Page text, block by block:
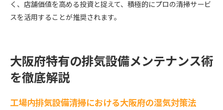
く、店舗価値を高める投資と捉えて、積極的にプロの清掃サービ
スを活用することが推奨されます。
大阪府特有の排気設備メンテナンス術
を徹底解説
工場内排気設備清掃における大阪府の湿気対策法